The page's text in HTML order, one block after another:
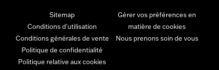
Sitemap
Conditions d'utilisation
Conditions générales de vente
Politique de confidentialité
Politique relative aux cookies
Gérer vos préférences en
matière de cookies
Nous prenons soin de vous